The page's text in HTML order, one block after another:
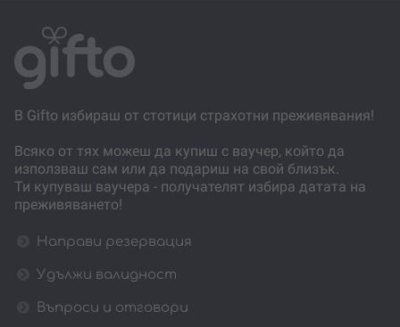
В Gifto избираш от стотици страхотни преживявания!
Всяко от тях можеш да купиш с ваучер, който да
използваш сам или да подариш на свой близък.
Ти купуваш ваучера - получателят избира датата на
преживяването!
Направи резервация
Удължи валидност
Въпроси и отговори